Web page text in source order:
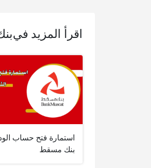
اقرأ المزيد في
استمارة فتح حساب
بنك مسقط